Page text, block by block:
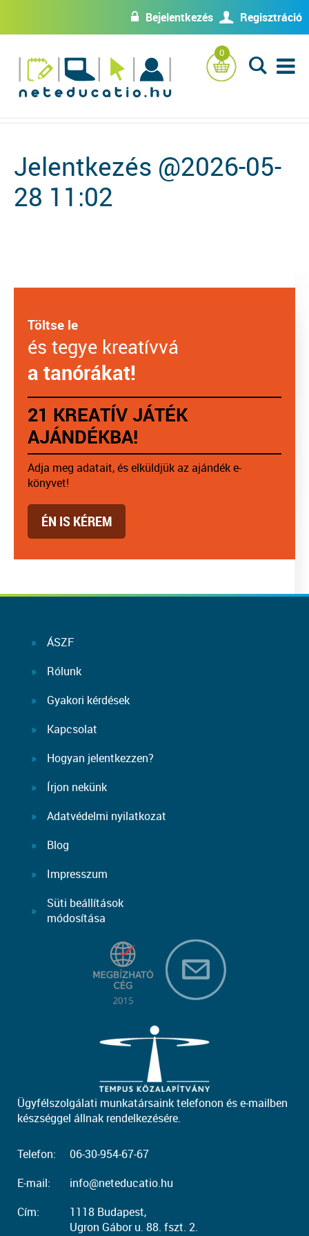
w Bejelentkezés U Regisztráció
0
L
Jelentkezés @2026-05-
28 11:02
Töltse le
és tegye kreatívvá
a tanórákat!
21 KREATÍV JÁTÉK
AJÁNDÉKBA!
Adja meg adatait, és elküldjük az ajándék e-
könyvet!
ÉN IS KÉREM
ÁSZF
Rólunk
Gyakori kérdések
Kapcsolat
Hogyan jelentkezzen?
Írjon nekünk
Adatvédelmi nyilatkozat
Blog
Impresszum
Süti beállítások
módosítása
Ügyfélszolgálati munkatársaink telefonon és e-mailben
készséggel állnak rendelkezésére.
Telefon:
06-30-954-67-67
E-mail:
info@neteducatio.hu
Cím:
1118 Budapest,
Ugron Gábor u. 88. fszt. 2.